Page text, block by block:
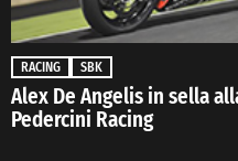
RACING SBK
Alex De Angelis in sella
Pedercini Racing